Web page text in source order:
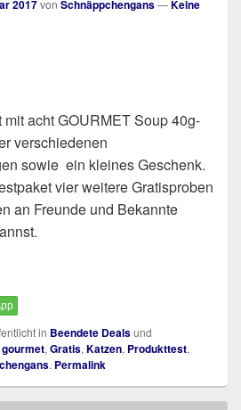
2017von Schnäppchengans—Keine
mit acht GOURMET Soup 40g-
verschiedenen
sowie ein kleines Geschenk.
vier weitere Gratisproben
an Freunde und Bekannte
in Beendete Dealsund
gourmet, Gratis, Katzen, Produkttest,
. Permalink